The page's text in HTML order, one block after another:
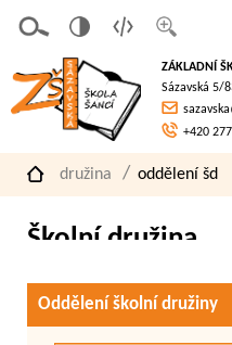
písmo
á
verze
pro
slaboz
raké
ZÁKLADNÍ
Sázavská 5/
+420
družina oddělení šd
Školní družina
Oddělení školní družiny